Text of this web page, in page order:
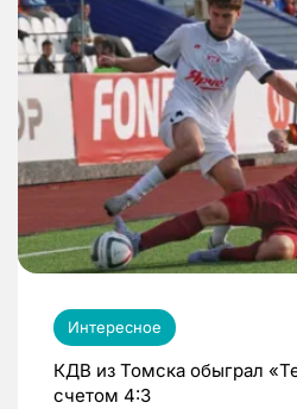
Интересное
КДВ из Томска обыграл
счетом 4:3